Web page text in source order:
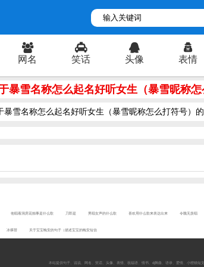
网名 笑话 头像 表情
暴雪名称怎么起名好听女生（暴雪昵称
暴雪名称怎么起名好听女生（暴雪昵称怎么打符号）
他唱着洞房花烛事是什么歌 刀郎是 男唱女声的什么歌 喜欢用什么歌来表达出来 令魏无羡唱
冰裸替 关于宝宝晚安的句子（描述宝宝的晚安短信
本站提供句子 说说 网名 笑话 头像 表情 祝福语 情书 dj舞曲 语录 爱情 小狸猫短文